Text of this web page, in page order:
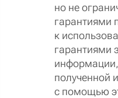
но не
гарантиями
к
гарантиями
информации,
полученной
с помощью